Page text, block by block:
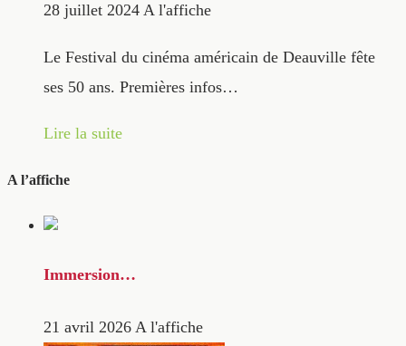
28 juillet 2024 A l'affiche
Le Festival du cinéma américain de Deauville fête
ses 50 ans. Premières infos…
Lire la suite
A l’affiche
Immersion…
21 avril 2026 A l'affiche